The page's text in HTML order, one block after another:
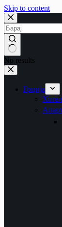
Skip to content
No results
Грција